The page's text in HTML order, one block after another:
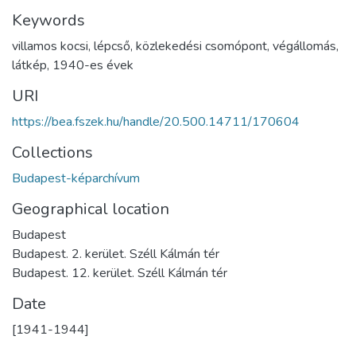
Keywords
villamos kocsi, lépcső, közlekedési csomópont, végállomás,
látkép, 1940-es évek
URI
https://bea.fszek.hu/handle/20.500.14711/170604
Collections
Budapest-képarchívum
Geographical location
Budapest
Budapest. 2. kerület. Széll Kálmán tér
Budapest. 12. kerület. Széll Kálmán tér
Date
[1941-1944]